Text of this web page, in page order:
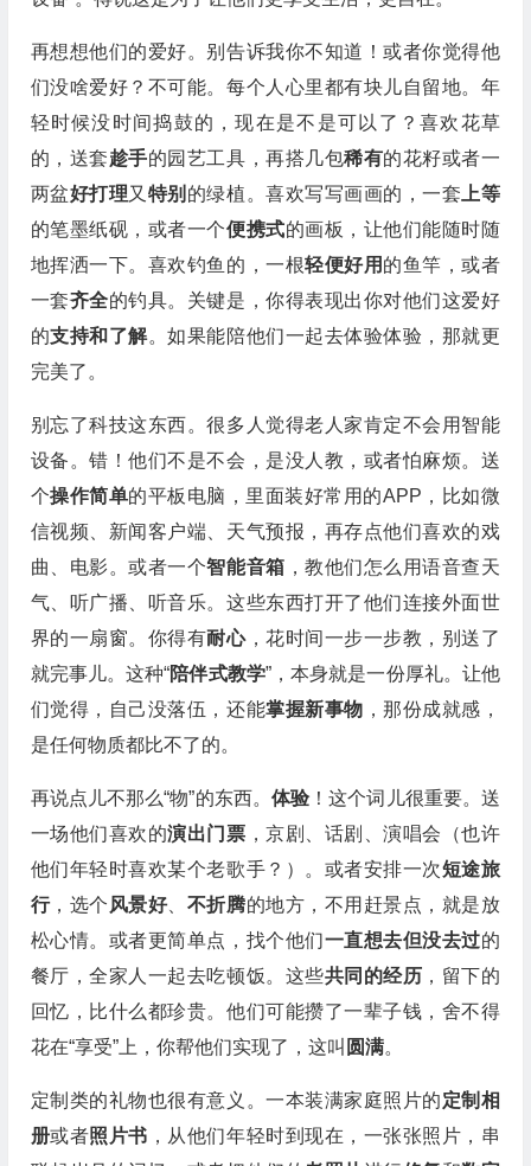
再想想他们的爱好。别告诉我你不知道！或者你觉得他
们没啥爱好？不可能。每个人心里都有块儿自留地。年
轻时候没时间捣鼓的，现在是不是可以了？喜欢花草
的，送套趁手的园艺工具，再搭几包稀有的花籽或者一
两盆好打理又 特别 的绿植。喜欢写写画画的，一套 上等
的笔墨纸砚，或者一个便携式的画板，让他们能随时随
地挥洒一下。喜欢钓鱼的，一根轻便好用 的鱼竿，或者
一套齐全的钓具。关键是，你得表现出你对他们这爱好
的支持和了解。如果能陪他们一起去体验体验，那就更
完美了。
别忘了科技这东西。很多人觉得老人家肯定不会用智能
设备。错！他们不是不会，是没人教，或者怕麻烦。送
个操作简单的平板电脑，里面装好常用的APP，比如微
信视频、新闻客户端、天气预报，再存点他们喜欢的戏
曲、电影。或者一个智能音箱 ，教他们怎么用语音查天
气、听广播、听音乐。这些东西打开了他们连接外面世
界的一扇窗。你得有耐心，花时间一步一步教，别送了
就完事儿。这种“陪伴式教学”，本身就是一份厚礼。让他
们觉得，自己没落伍，还能掌握新事物 ，那份成就感，
是任何物质都比不了的。
再说点儿不那么“物”的东西。 体验 ！这个词儿很重要。送
一场他们喜欢的演出门票 ，京剧、话剧、演唱会（也许
他们年轻时喜欢某个老歌手？）。或者安排一次短途旅
行，选个 风景好、 不折腾的地方，不用赶景点，就是放
松心情。或者更简单点，找个他们一直想去但没去过的
餐厅，全家人一起去吃顿饭。这些共同的经历 ，留下的
回忆，比什么都珍贵。他们可能攒了一辈子钱，舍不得
花在“享受”上，你帮他们实现了，这叫 圆满。
定制类的礼物也很有意义。一本装满家庭照片的定制相
册或者照片书 ，从他们年轻时到现在，一张张照片，串